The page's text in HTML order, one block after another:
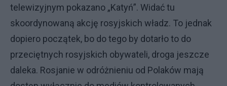
telewizyjnym pokazano „Katyń”. Widać tu
skoordynowaną akcję rosyjskich władz. To jednak
dopiero początek, bo do tego by dotarło to do
przeciętnych rosyjskich obywateli, droga jeszcze
daleka. Rosjanie w odróżnieniu od Polaków mają